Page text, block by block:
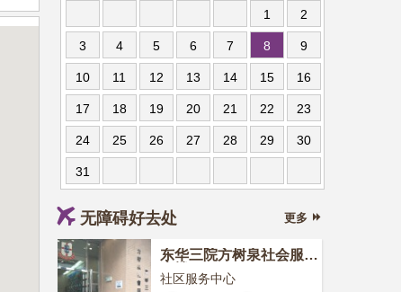
1 2
3 4 5 6 7 8 9
10 11 12 13 14 15 16
17 18 19 20 21 22 23
24 25 26 27 28 29 30
31
无障碍好去处 更多
东华三院方树泉社会服务
大楼
社区服务中心